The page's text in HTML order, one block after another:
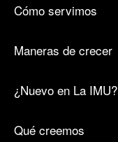
Cómo servimos
Maneras de crecer
¿Nuevo en La IMU?
Qué creemos